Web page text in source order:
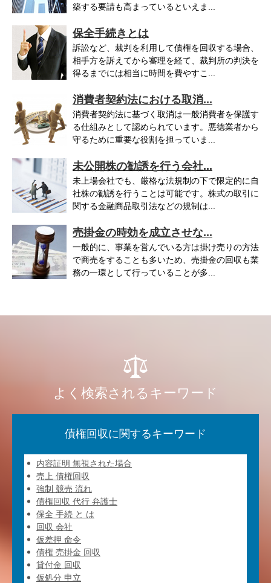
築する要請も高まっているといえま...
保全手続きとは
訴訟など、裁判を利用して債権を回収する場合、
相手方を訴えてから審理を経て、裁判所の判決を
得るまでには相当に時間を費やすこ...
消費者契約法における取消...
消費者契約法に基づく取消は一般消費者を保護す
る仕組みとして認められています。悪徳業者から
守るために重要な役割を担っていま...
未公開株の勧誘を行う会社...
未上場会社でも、厳格な法規制の下で限定的に自
社株の勧誘を行うことは可能です。株式の取引に
関する金融商品取引法などの規制は...
売掛金の時効を成立させな...
一般的に、事業を営んでいる方は掛け売りの方法
で商売をすることも多いため、売掛金の回収も業
務の一環として行っていることが多...
よく検索されるキーワード
債権回収に関するキーワード
内容証明 無視された場合
売上 債権回収
強制 競売 流れ
債権回収 代行 弁護士
保全 手続 と は
回収 会社
仮差押 命令
債権 売掛金 回収
貸付金 回収
仮処分 申立